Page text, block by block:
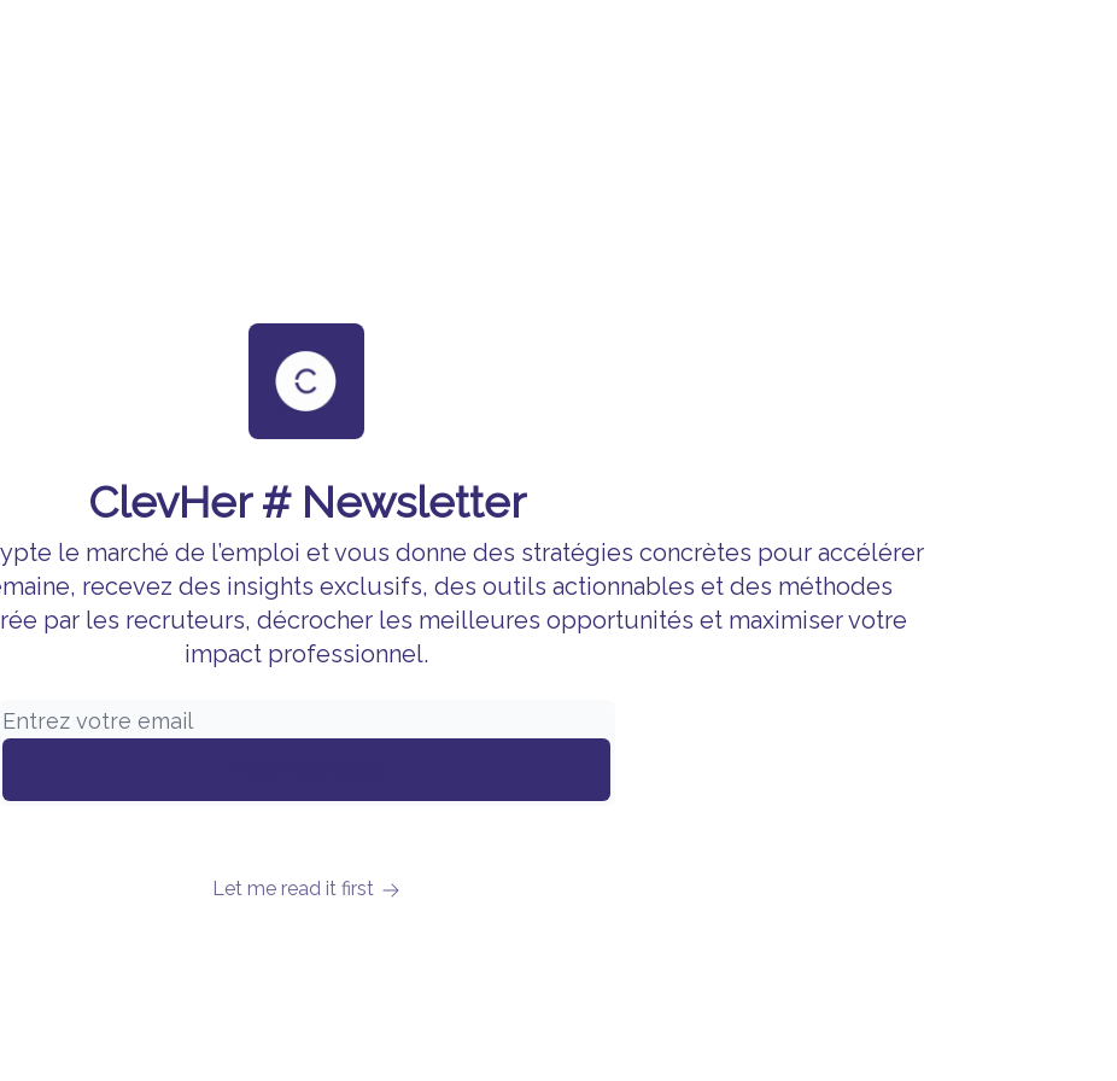
ClevHer # Newsletter
le marché de l’emploi et vous donne des stratégies concrètes pour accélérer
recevez des insights exclusifs, des outils actionnables et des méthodes
par les recruteurs, décrocher les meilleures opportunités et maximiser votre
impact professionnel.
Let me read it first